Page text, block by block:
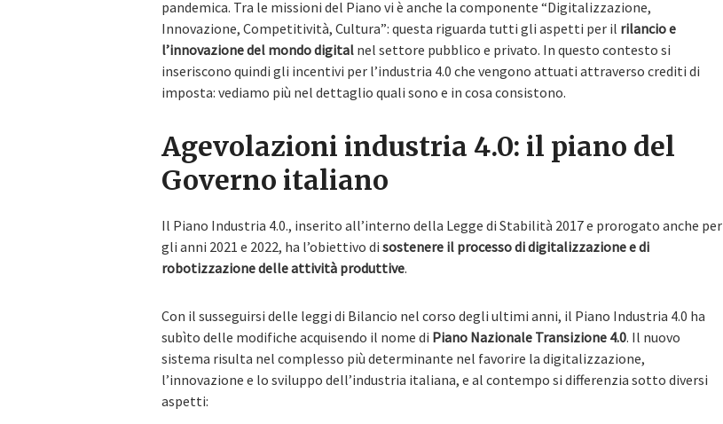
pandemica. Tra le missioni del Piano vi è anche la componente “Digitalizzazione,
Innovazione, Competitività, Cultura”: questa riguarda tutti gli aspetti per il rilancio e
l’innovazione del mondo digital nel settore pubblico e privato. In questo contesto si
inseriscono quindi gli incentivi per l’industria 4.0 che vengono attuati attraverso crediti di
imposta: vediamo più nel dettaglio quali sono e in cosa consistono.
Agevolazioni industria 4.0: il piano del
Governo italiano
Il Piano Industria 4.0., inserito all’interno della Legge di Stabilità 2017 e prorogato anche per
gli anni 2021 e 2022, ha l’obiettivo di sostenere il processo di digitalizzazione e di
robotizzazione delle attività produttive.
Con il susseguirsi delle leggi di Bilancio nel corso degli ultimi anni, il Piano Industria 4.0 ha
subìto delle modifiche acquisendo il nome di Piano Nazionale Transizione 4.0. Il nuovo
sistema risulta nel complesso più determinante nel favorire la digitalizzazione,
l’innovazione e lo sviluppo dell’industria italiana, e al contempo si differenzia sotto diversi
aspetti: